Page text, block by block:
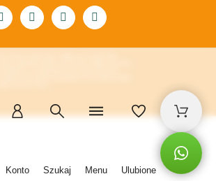
Konto Szukaj Menu Ulubione